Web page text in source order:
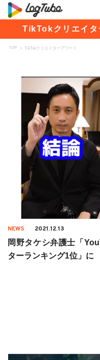
TikTokクリエイタ
TOP > TikTokクリエイターアワード
NEWS 2021.12.13
岡野タケシ弁護士「
ターランキング1位」に